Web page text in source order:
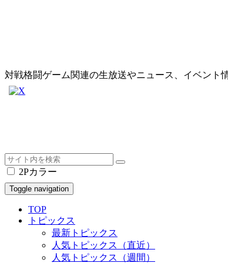
対戦格闘ゲーム関連の生放送やニュース、イベント
2Pカラー
Toggle navigation
TOP
トピックス
最新トピックス
人気トピックス（直近）
人気トピックス（週間）